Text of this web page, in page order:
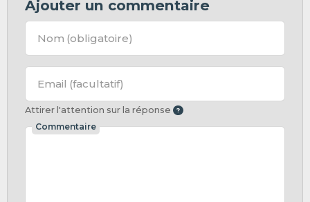
Ajouter un commentaire
Nom (obligatoire)
Email (facultatif)
Attirer l'attention sur la réponse
Commentaire